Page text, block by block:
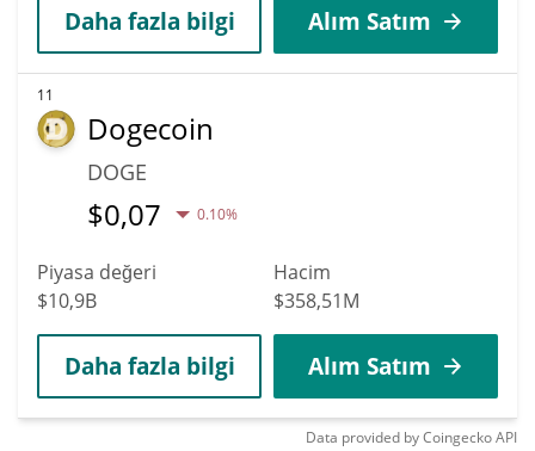
Daha fazla bilgi Alım Satım
11
Dogecoin
DOGE
$0,07 0.10%
Piyasa değeri
$10,9B
Hacim
$358,51M
Daha fazla bilgi Alım Satım
Data provided byCoingeckoAPI